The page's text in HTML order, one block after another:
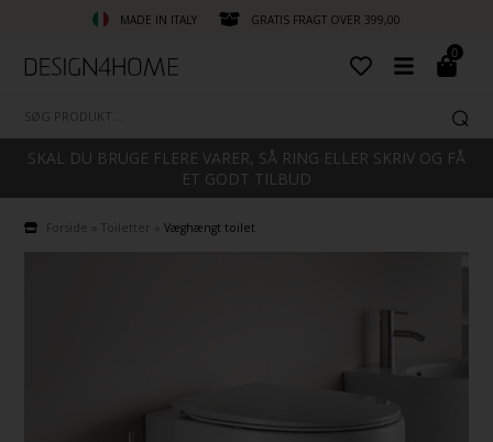
MADE IN ITALY GRATIS FRAGT OVER 399,00
0
SKAL DU BRUGE FLERE VARER, SÅ RING ELLER SKRIV OG FÅ
ET GODT TILBUD
Forside Toiletter »Væghængt toilet